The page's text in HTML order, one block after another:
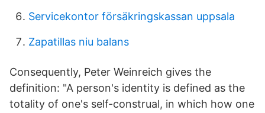
Servicekontor försäkringskassan uppsala
Zapatillas niu balans
Consequently, Peter Weinreich gives the
definition: "A person's identity is defined as the
totality of one's self-construal, in which how one